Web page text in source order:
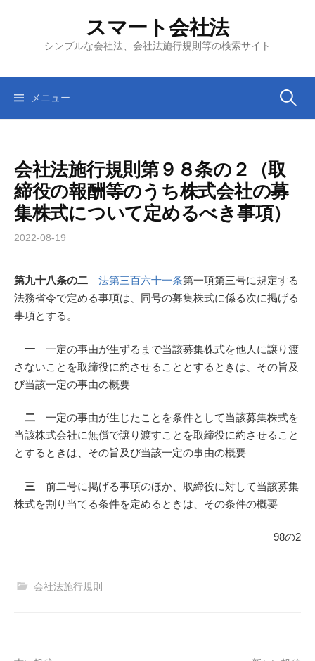
ツ
スマート会社法
シンプルな会社法、会社法施行規則等の検索サイト
メニュー 検
会社法施行規則第９８条の２（取
締役の報酬等のうち株式会社の募
集株式について定めるべき事項）
2022-08-19
第九十八条の二 法第三百六十一条第一項第三号に規定する
法務省令で定める事項は、同号の募集株式に係る次に掲げる
事項とする。
一 一定の事由が生ずるまで当該募集株式を他人に譲り渡
さないことを取締役に約させることとするときは、その旨及
び当該一定の事由の概要
二 一定の事由が生じたことを条件として当該募集株式を
当該株式会社に無償で譲り渡すことを取締役に約させること
とするときは、その旨及び当該一定の事由の概要
三 前二号に掲げる事項のほか、取締役に対して当該募集
株式を割り当てる条件を定めるときは、その条件の概要
98の2
会社法施行規則